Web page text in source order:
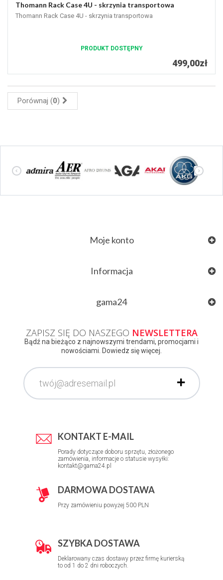
Thomann Rack Case 4U - skrzynia transportowa
Thomann Rack Case 4U - skrzynia transportowa
PRODUKT DOSTĘPNY
499,00zł
Porównaj (0)
Moje konto
Informacja
gama24
ZAPISZ SIĘ DO NASZEGO NEWSLETTERA
Bądź na bieżąco z najnowszymi trendami, promocjami i
nowościami. Dowiedz się więcej.
KONTAKT E-MAIL
Porady dotyczące doboru sprzętu, złożonego
zamówienia, informacje o statusie wysyłki:
kontakt@gama24.pl
DARMOWA DOSTAWA
Przy zamówieniu powyżej 500 PLN
SZYBKA DOSTAWA
Deklarowany czas dostawy przez firmę kurierską
to od 1 do 2 dni roboczych.